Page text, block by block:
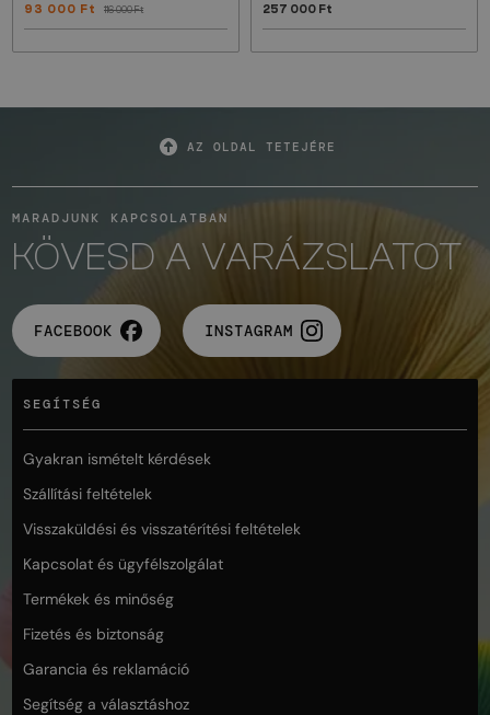
93 000 Ft 116 000 Ft 257 000 Ft
AZ OLDAL TETEJÉRE
MARADJUNK KAPCSOLATBAN
KÖVESD A VARÁZSLATOT
FACEBOOK INSTAGRAM
SEGÍTSÉG
Gyakran ismételt kérdések
Szállítási feltételek
Visszaküldési és visszatérítési feltételek
Kapcsolat és ügyfélszolgálat
Termékek és minőség
Fizetés és biztonság
Garancia és reklamáció
Segítség a választáshoz